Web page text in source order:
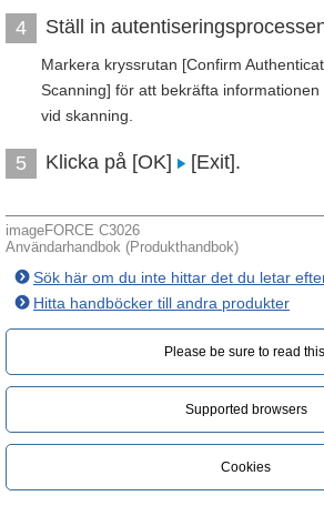
4 Ställ in
Markera kryssrutan [Confirm
Scanning] för att bekräfta
vid skanning.
5 Klicka på [OK] [Exit].
imageFORCE C3026
Användarhandbok (Produkthandbok)
Sök här om du inte hittar det du letar
Hitta handböcker till andra produkter
Please be sure to read
Supported browsers
Cookies